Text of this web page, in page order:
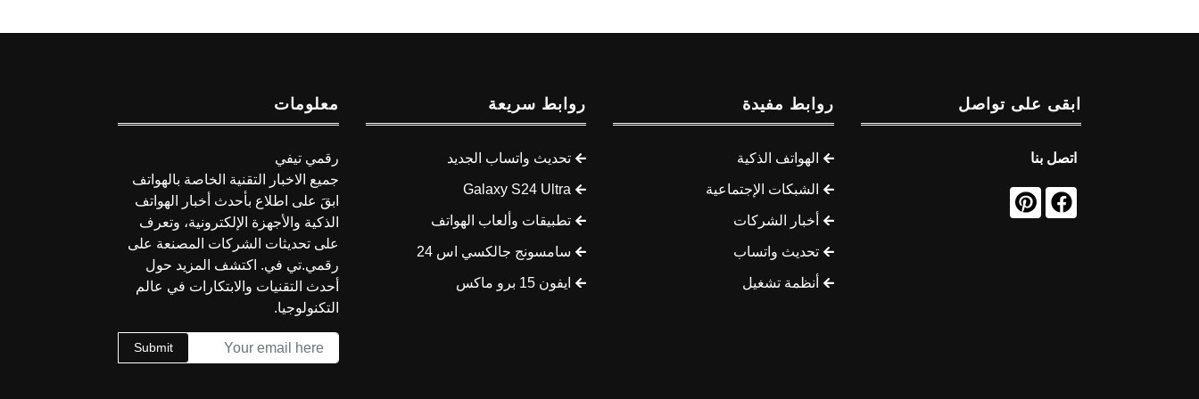
ابقى على تواصل
اتصل بنا
روابط مفيدة
الهواتف الذكية
الشبكات الإجتماعية
أخبار الشركات
تحديث واتساب
أنظمة تشغيل
روابط سريعة
تحديث واتساب الجديد
Galaxy S24 Ultra
تطبيقات وألعاب الهواتف
سامسونج جالكسي اس 24
ايفون 15 برو ماكس
معلومات
رقمي تيفي
جميع الاخبار التقنية الخاصة بالهواتف
ابقَ على اطلاع بأحدث أخبار الهواتف
الذكية والأجهزة الإلكترونية، وتعرف
على تحديثات الشركات المصنعة على
رقمي.تي في. اكتشف المزيد حول
أحدث التقنيات والابتكارات في عالم
التكنولوجيا.
Submit